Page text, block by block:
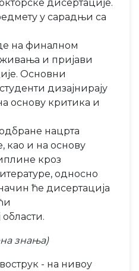
дисертације.
у сарадњи са
на финалном
и пријави
Основни
дизајнирају
основу критика и
нацрта
као и на основу
кроз
односно
ће дисертација
знања)
- на нивоу